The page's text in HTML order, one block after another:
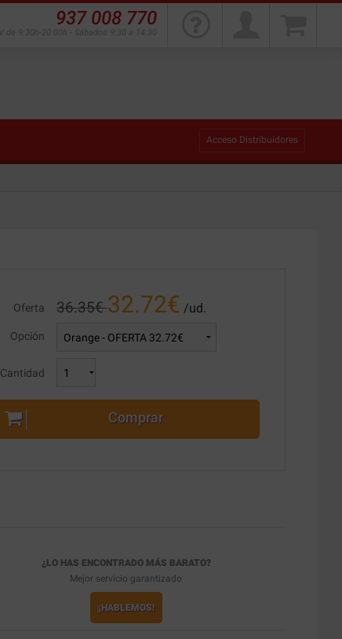
937 008 770
Acceso Distribuidores
Oferta 36.35€ 32.72€ /ud.
Opción
Cantidad
Comprar
¿LO HAS ENCONTRADO MÁS BARATO?
Mejor servicio garantizado
¡HABLEMOS!